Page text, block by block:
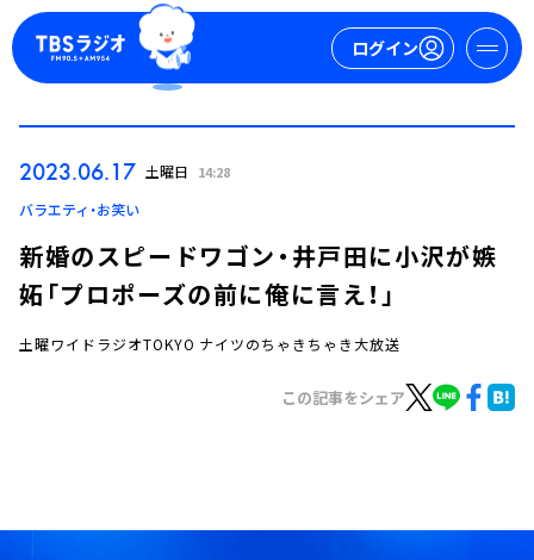
ログイン
ログイン
2023.06.17 土曜日 14:28
バラエティ・お笑い
新婚のスピードワゴン・井戸田に小沢が嫉
妬「プロポーズの前に俺に言え！」
土曜ワイドラジオTOKYO ナイツのちゃきちゃき大放送
この記事をシェア